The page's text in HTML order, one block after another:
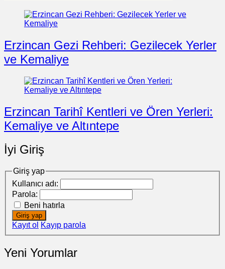
Erzincan Gezi Rehberi: Gezilecek Yerler
ve Kemaliye
Erzincan Tarihî Kentleri ve Ören Yerleri:
Kemaliye ve Altıntepe
İyi Giriş
Giriş yap
Kullanıcı adı:
Parola:
Beni hatırla
Giriş yap
Kayıt ol Kayıp parola
Yeni Yorumlar